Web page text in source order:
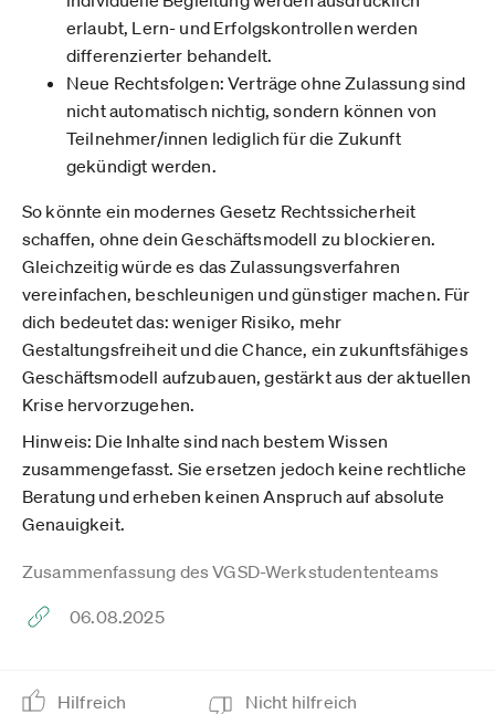
erlaubt, Lern- und Erfolgskontrollen werden
differenzierter behandelt.
Neue Rechtsfolgen: Verträge ohne Zulassung sind
nicht automatisch nichtig, sondern können von
Teilnehmer/innen lediglich für die Zukunft
gekündigt werden.
So könnte ein modernes Gesetz Rechtssicherheit
schaffen, ohne dein Geschäftsmodell zu blockieren.
Gleichzeitig würde es das Zulassungsverfahren
vereinfachen, beschleunigen und günstiger machen. Für
dich bedeutet das: weniger Risiko, mehr
Gestaltungsfreiheit und die Chance, ein zukunftsfähiges
Geschäftsmodell aufzubauen, gestärkt aus der aktuellen
Krise hervorzugehen.
Hinweis: Die Inhalte sind nach bestem Wissen
zusammengefasst. Sie ersetzen jedoch keine rechtliche
Beratung und erheben keinen Anspruch auf absolute
Genauigkeit.
Zusammenfassung des VGSD-Werkstudententeams
06.08.2025
Hilfreich Nicht hilfreich